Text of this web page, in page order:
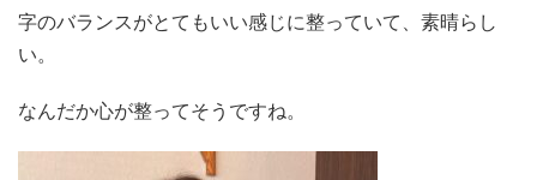
字のバランスがとてもいい感じに整っていて、素晴らし
い。
なんだか心が整ってそうですね。